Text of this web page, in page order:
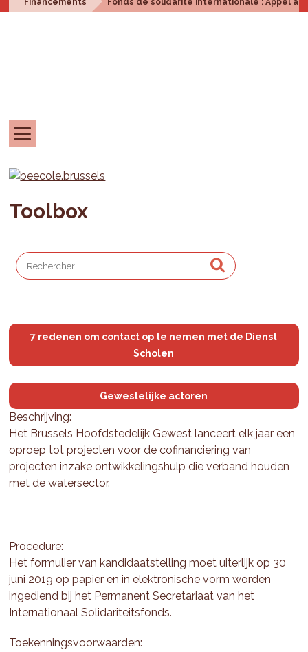
Financements Fonds de solidarité internationale : Appel à
Toolbox
7 redenen om contact op te nemen met de Dienst
Scholen
Gewestelijke actoren
Beschrijving:
Het Brussels Hoofdstedelijk Gewest lanceert elk jaar een
oproep tot projecten voor de cofinanciering van
projecten inzake ontwikkelingshulp die verband houden
met de watersector.
Procedure:
Het formulier van kandidaatstelling moet uiterlijk op 30
juni 2019 op papier en in elektronische vorm worden
ingediend bij het Permanent Secretariaat van het
Internationaal Solidariteitsfonds.
Toekenningsvoorwaarden: